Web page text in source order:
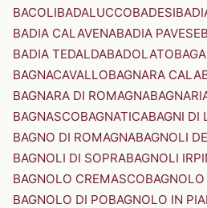
BACOLIBADALUCCOBADESI
BADIA CALAVENABADIA PAVESE
BADIA TEDALDABADOLATO
BAGNACAVALLOBAGNARA
BAGNARA DI ROMAGNA
BAGNASCOBAGNATICABAGNI DI
BAGNO DI ROMAGNABAGNOLI
BAGNOLI DI SOPRABAGNOLI
BAGNOLO CREMASCO
BAGNOLO DI POBAGNOLO IN